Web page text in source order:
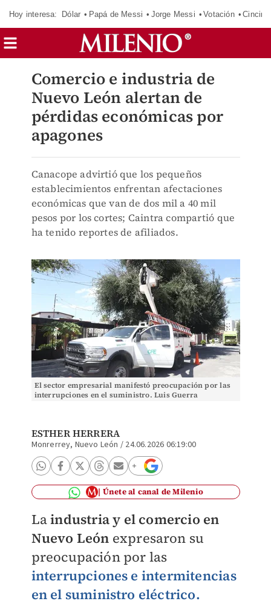
Hoy interesa: Dólar Papá de Messi Jorge Messi Votación
Comercio e industria de
Nuevo León alertan de
pérdidas económicas por
apagones
Canacope advirtió que los pequeños
establecimientos enfrentan afectaciones
económicas que van de dos mil a 40 mil
pesos por los cortes; Caintra compartió que
ha tenido reportes de afiliados.
El sector empresarial manifestó preocupación por las
interrupciones en el suministro. Luis Guerra
ESTHER HERRERA
Monrerrey, Nuevo León / 24.06.2026 06:19:00
Únete al canal de Milenio
Laindustria y el comercio en
Nuevo León expresaron su
preocupación por las
interrupciones e intermitencias
en el suministro eléctrico.